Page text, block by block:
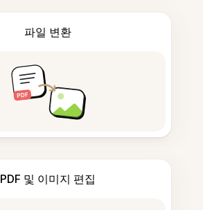
파일 변환
PDF 및 이미지 편집